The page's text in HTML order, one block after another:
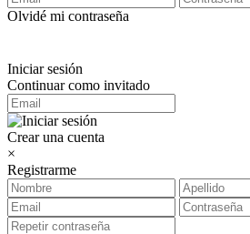
Olvidé mi contraseña
Iniciar sesión
Continuar como invitado
Crear una cuenta
×
Registrarme